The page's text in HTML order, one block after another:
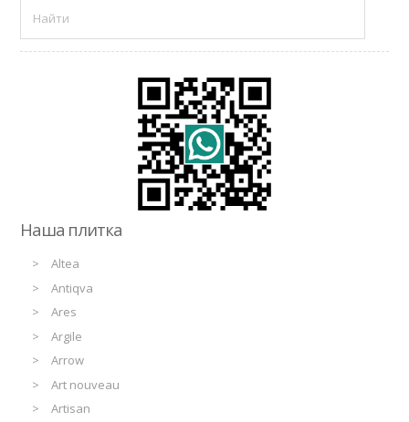
Наша плитка
Altea
Antiqva
Ares
Argile
Arrow
Art nouveau
Artisan